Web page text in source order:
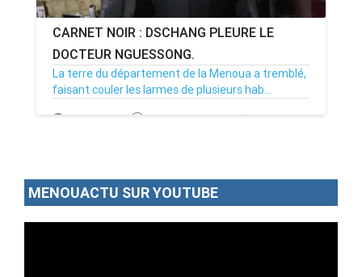
CARNET NOIR : DSCHANG PLEURE LE
DOCTEUR NGUESSONG.
La terre du département de la Menoua a tremblé,
faisant couler les larmes de plusieurs hab...
10/09/24 Par MenouActu 0
MENOUACTU SUR YOUTUBE